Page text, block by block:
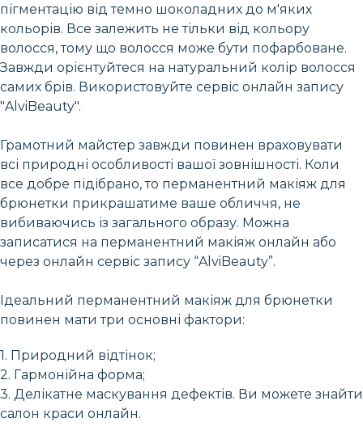
пігментацію від темно шоколадних до м'яких
кольорів. Все залежить не тільки від кольору
волосся, тому що волосся може бути пофарбоване.
Завжди орієнтуйтеся на натуральний колір волосся
самих брів. Використовуйте сервіс онлайн запису
"AlviBeauty".
Грамотний майстер завжди повинен враховувати
всі природні особливості вашої зовнішності. Коли
все добре підібрано, то перманентний макіяж для
брюнетки прикрашатиме ваше обличчя, не
вибиваючись із загального образу. Можна
записатися на перманентний макіяж онлайн або
через онлайн сервіс запису “AlviBeauty”.
Ідеальний перманентний макіяж для брюнетки
повинен мати три основні фактори:
1. Природний відтінок;
2. Гармонійна форма;
3. Делікатне маскування дефектів. Ви можете знайти
салон краси онлайн.